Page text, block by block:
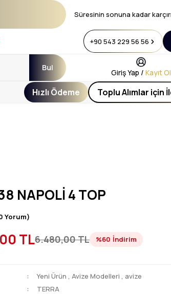
Süresinin sonuna kadar
+90 543 229 56 56
Bul
Giriş Yap / Kayıt Ol
Hızlı Ödeme Toplu Alımlar için
NAPOLİ 4 TOP
Yorum)
TL6.480,00 TL %60 İndirim
Yeni Ürün ,Avize Modelleri , avize
TERRA